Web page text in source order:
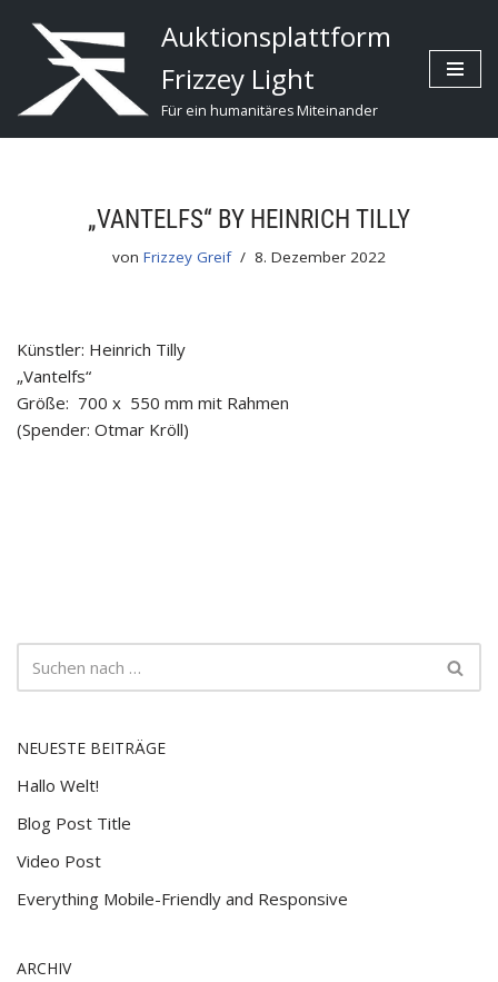
Zum
Inhalt
Auktionsplattform
Frizzey Light
Für ein humanitäres Miteinander
„VANTELFS“ BY HEINRICH TILLY
von Frizzey Greif 8. Dezember 2022
Künstler: Heinrich Tilly
„Vantelfs“
Größe: 700 x 550 mm mit Rahmen
(Spender: Otmar Kröll)
NEUESTE BEITRÄGE
Hallo Welt!
Blog Post Title
Video Post
Everything Mobile-Friendly and Responsive
ARCHIV